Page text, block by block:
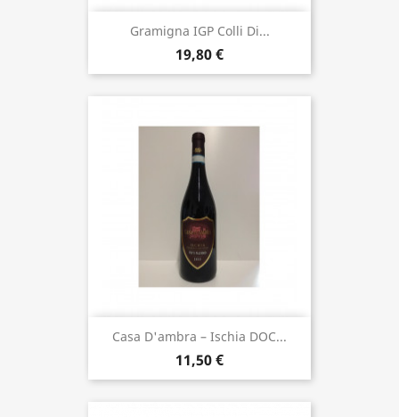
Gramigna IGP Colli Di...
19,80 €
Casa D'ambra – Ischia DOC...
11,50 €